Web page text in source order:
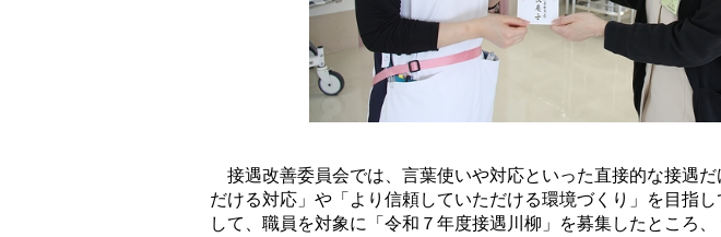
接遇改善委員会では、言葉使いや対応といった直接的な接遇だ
だける対応」や「より信頼していただける環境づくり」を目指
して、職員を対象に「令和７年度接遇川柳」を募集したところ